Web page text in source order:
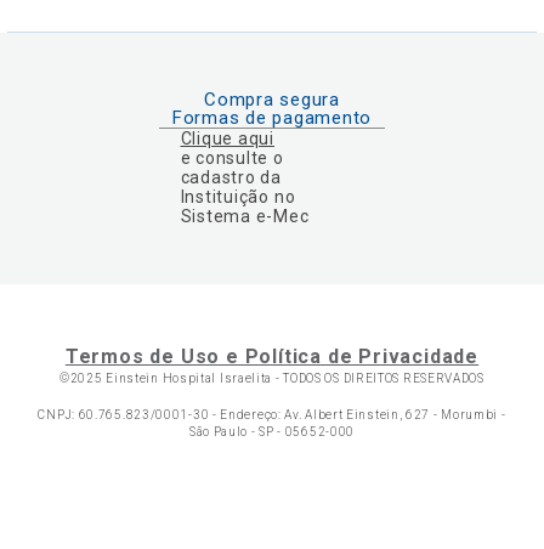
Compra segura
Formas de pagamento
Clique aqui
e consulte o
cadastro da
Instituição no
Sistema e-Mec
Termos de Uso e Política de Privacidade
©2025 Einstein Hospital Israelita -TODOS OS DIREITOS RESERVADOS
CNPJ: 60.765.823/0001-30 - Endereço: Av. Albert Einstein, 627 - Morumbi -
São Paulo - SP - 05652-000